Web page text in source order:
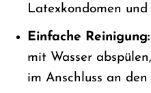
Latexkondomen und
Einfache Reinigung:
mit Wasser
im Anschluss an